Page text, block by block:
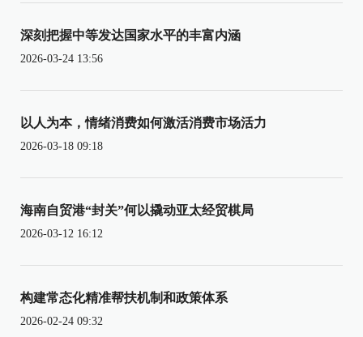
深刻把握中等发达国家水平的丰富内涵
2026-03-24 13:56
以人为本，情绪消费如何激活消费市场活力
2026-03-18 09:18
海南自贸港“封关”何以撬动亚太经贸棋局
2026-03-12 16:12
构建常态化精准帮扶机制和政策体系
2026-02-24 09:32